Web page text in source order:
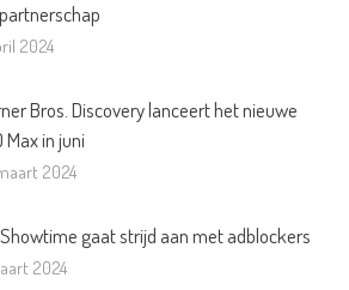
2024
Bros. Discovery lanceert het nieuwe
Max in juni
2024
gaat strijd aan met adblockers
2024